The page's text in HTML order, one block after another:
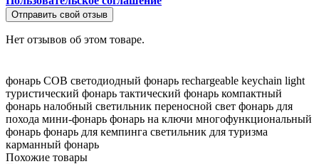
Отправить свой отзыв
Нет отзывов об этом товаре.
фонарь COB светодиодный фонарь rechargeable keychain light
туристический фонарь тактический фонарь компактный
фонарь налобный светильник переносной свет фонарь для
похода мини-фонарь фонарь на ключи многофункциональный
фонарь фонарь для кемпинга светильник для туризма
карманный фонарь
Похожие товары